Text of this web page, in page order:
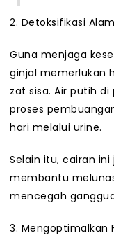
2. Detoksifikasi
Guna menjaga
ginjal memerlukan
zat sisa. Air putih
proses
hari melalui urine.
Selain itu, cairan
membantu
mencegah
3. Mengoptimalkan